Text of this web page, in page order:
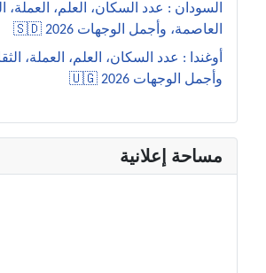
السودان : عدد السكان، العلم، العملة،
العاصمة، وأجمل الوجهات 2026 🇸🇩
أوغندا : عدد السكان، العلم، العملة،
وأجمل الوجهات 2026 🇺🇬
مساحة إعلانية